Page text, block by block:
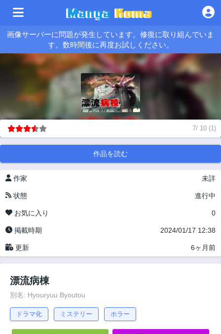
画像サーバーに問題が発生しています。修復に取り組んでいま
す。数時間後に再度お試しください。
7/ 10 (1)
作品を読む
作家 未詳
状態 進行中
お気に入り 0
掲載時期 2024/01/17 12:38
更新 6ヶ月前
漂流病棟
別名: Hyouryuu Byoutou
ドラマ化 ミステリー ホラー